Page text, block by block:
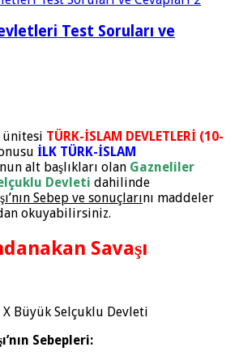
Test Soruları ve
ünitesi TÜRK-İSLAM DEVLETLERİ (10-
İLK TÜRK-İSLAM
alt başlıkları olan Gazneliler
Devleti dahilinde
Sebep ve sonuçlarını maddeler
okuyabilirsiniz.
Savaşı
Büyük Selçuklu Devleti
Sebepleri: